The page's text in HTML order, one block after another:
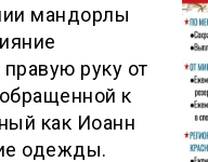
мандорлы
руку от
к
как Иоанн
одежды.